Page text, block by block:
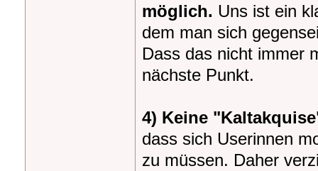
möglich. Uns ist ein
dem man sich
Dass das nicht immer
nächste Punkt.
4) Keine
dass sich Userinnen
zu müssen. Daher